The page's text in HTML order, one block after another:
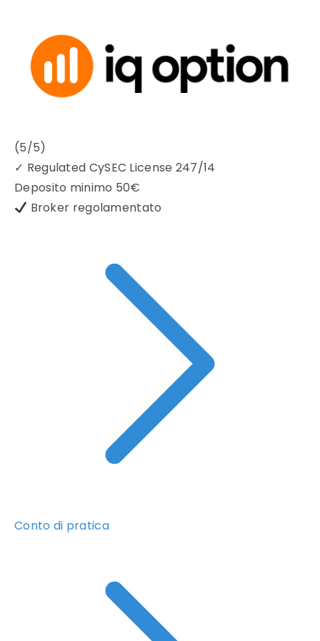
(5/5)
✓ Regulated CySEC License 247/14
Deposito minimo 50€
Broker regolamentato
Conto di pratica